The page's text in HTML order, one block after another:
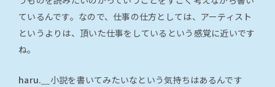
ているんです。なので、仕事の仕方としては、アーティスト
というよりは、頂いた仕事をしているという感覚に近いです
ね。
haru.＿ 小説を書いてみたいなという気持ちはあるんです